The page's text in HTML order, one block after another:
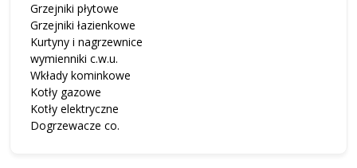
Grzejniki płytowe
Grzejniki łazienkowe
Kurtyny i nagrzewnice
wymienniki c.w.u.
Wkłady kominkowe
Kotły gazowe
Kotły elektryczne
Dogrzewacze co.